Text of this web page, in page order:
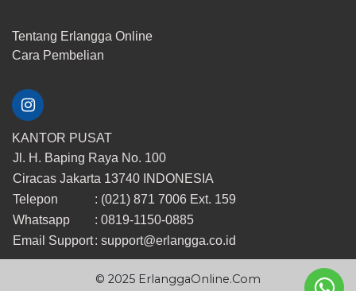
Tentang Erlangga Online
​Cara ​Pembelian
KANTOR PUSAT
Jl. H. Baping Raya No. 100
Ciracas Jakarta 13740 INDONESIA
Telepon
: (021) 871 7006 Ext. 159
Whatsapp
: 0819-1150-0885
Email Support: support@erlangga.co.id
© 2025 ErlanggaOnline.Com